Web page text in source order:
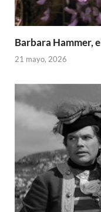
Barbara Hammer,
21 mayo, 2026